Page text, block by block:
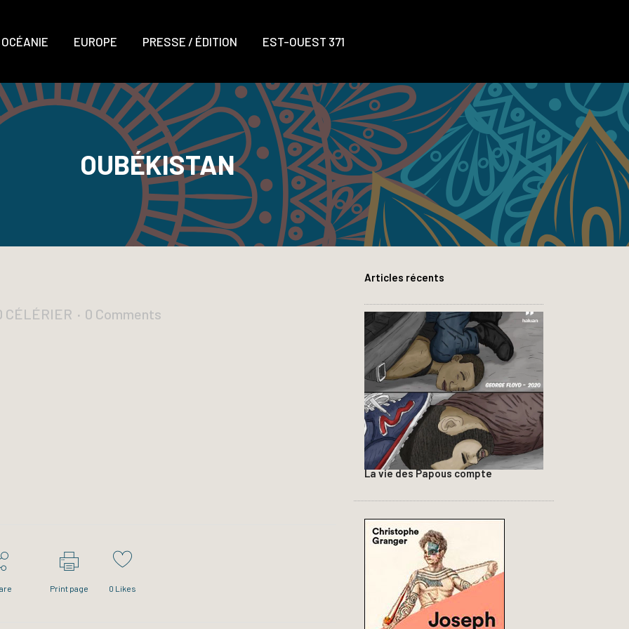
OCÉANIE EUROPE PRESSE / ÉDITION EST-OUEST 371
OUBÉKISTAN
CÉLÉRIER 0 Comments
Print page 0 Likes
Articles récents
La vie des Papous compte